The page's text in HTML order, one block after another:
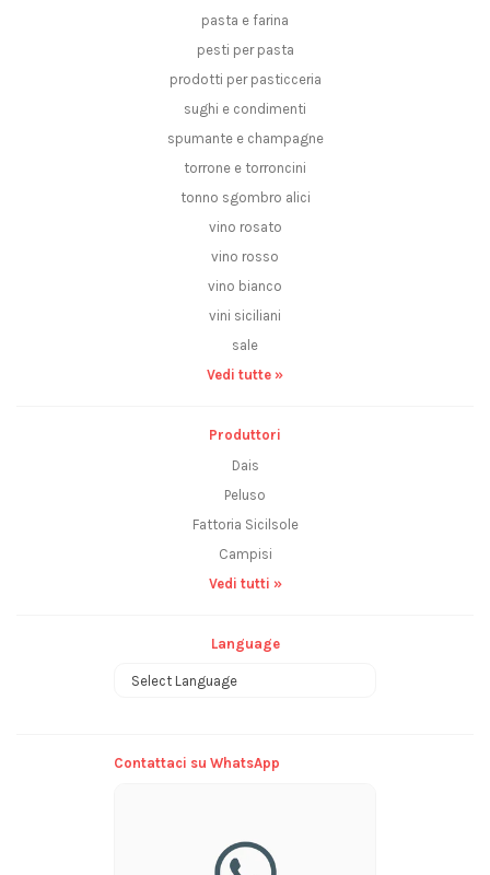
pasta e farina
pesti per pasta
prodotti per pasticceria
sughi e condimenti
spumante e champagne
torrone e torroncini
tonno sgombro alici
vino rosato
vino rosso
vino bianco
vini siciliani
sale
Vedi tutte »
Produttori
Dais
Peluso
Fattoria Sicilsole
Campisi
Vedi tutti »
Language
Contattaci su WhatsApp